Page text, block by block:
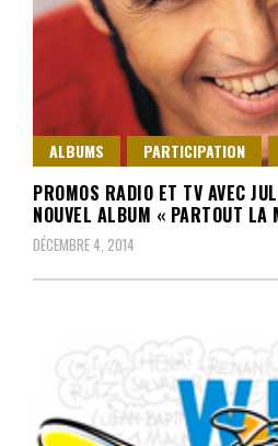
ALBUMS PARTICIPATION
PROMOS RADIO ET TV AVEC
NOUVEL ALBUM « PARTOUT LA
DÉCEMBRE 4, 2014